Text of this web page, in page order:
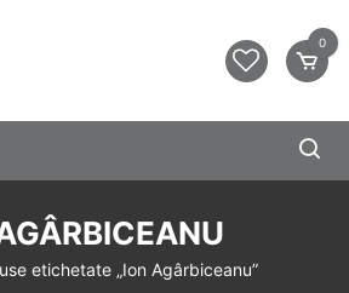
0
etichetate „Ion Agârbiceanu”